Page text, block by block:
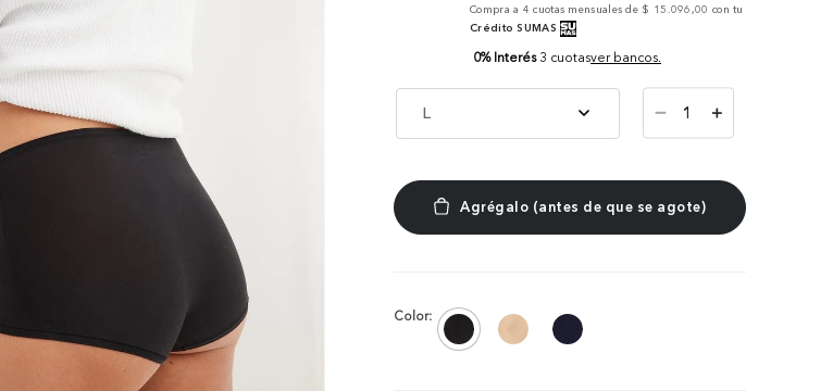
Compra a 4 cuotas mensuales de $ 15.096,00 con tu
Crédito SUMAS
0% Interés 3 cuotasver bancos.
L ＋
－
Color: